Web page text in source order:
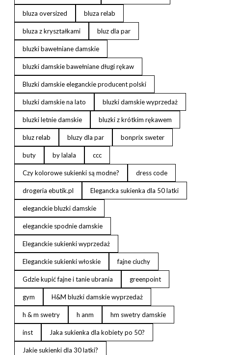
bluza oversized bluza relab
bluza z kryształkami bluz dla par
bluzki bawełniane damskie
bluzki damskie bawełniane długi rękaw
Bluzki damskie eleganckie producent polski
bluzki damskie na lato bluzki damskie wyprzedaż
bluzki letnie damskie bluzki z krótkim rękawem
bluz relab bluzy dla par bonprix sweter
buty by lalala ccc
Czy kolorowe sukienki są modne? dress code
drogeria ebutik.pl Elegancka sukienka dla 50 latki
eleganckie bluzki damskie
eleganckie spodnie damskie
Eleganckie sukienki wyprzedaż
Eleganckie sukienki włoskie fajne ciuchy
Gdzie kupić fajne i tanie ubrania greenpoint
gym H&M bluzki damskie wyprzedaż
h & m swetry h anm hm swetry damskie
inst Jaka sukienka dla kobiety po 50?
Jakie sukienki dla 30 latki?